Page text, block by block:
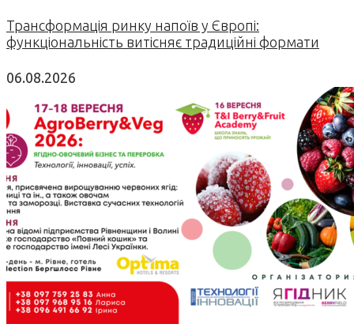
Трансформація ринку напоїв у Європі:
функціональність витісняє традиційні формати
06.08.2026